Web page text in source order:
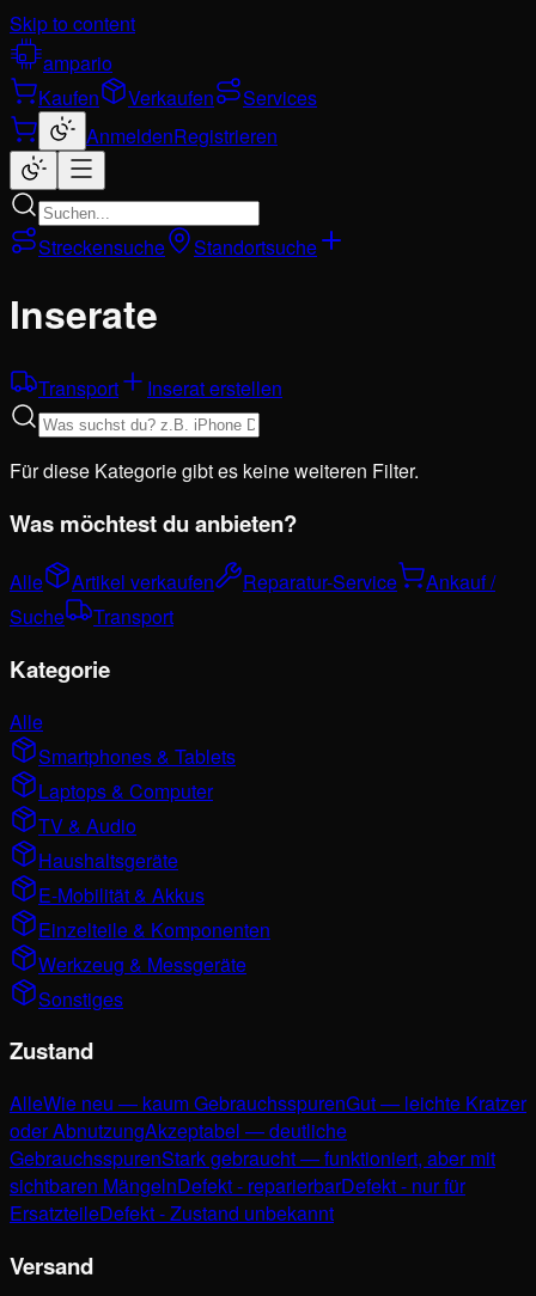
Skip to content
ampario
Kaufen
Verkaufen
Services
AnmeldenRegistrieren
Streckensuche Standortsuche
Inserate
Transport Inserat erstellen
Für diese Kategorie gibt es keine weiteren Filter.
Was möchtest du anbieten?
Alle Artikel verkaufen Reparatur-Service
Ankauf /
Suche
Transport
Kategorie
Alle
Smartphones & Tablets
Laptops & Computer
TV & Audio
Haushaltsgeräte
E-Mobilität & Akkus
Einzelteile & Komponenten
Werkzeug & Messgeräte
Sonstiges
Zustand
AlleWie neu — kaum GebrauchsspurenGut — leichte Kratzer
oder AbnutzungAkzeptabel — deutliche
GebrauchsspurenStark gebraucht — funktioniert, aber mit
sichtbaren MängelnDefekt - reparierbarDefekt - nur für
ErsatzteileDefekt - Zustand unbekannt
Versand